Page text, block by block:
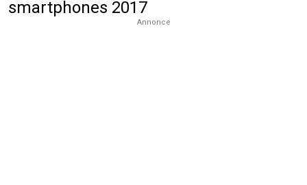
smartphones 2017
Annonce